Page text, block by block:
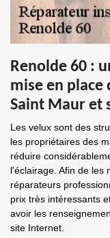
Renolde 60 :
mise en place
Saint Maur et
Les velux sont des
les propriétaires des
réduire
l'éclairage. Afin de les
réparateurs
prix très intéressants
avoir les
site Internet.